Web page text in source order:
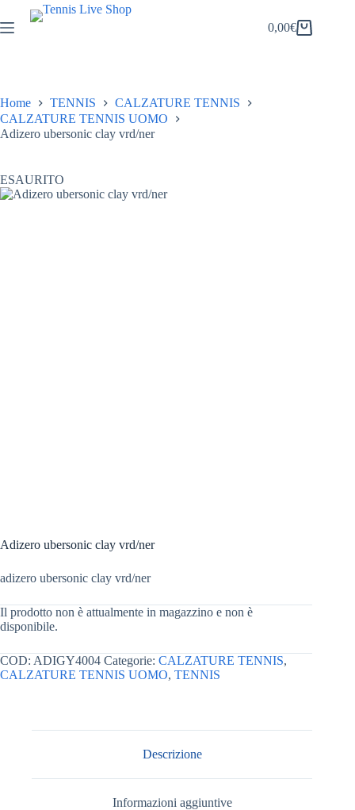
al
contenuto
Carrello
0,00€
Home TENNIS
CALZATURE TENNIS
CALZATURE TENNIS UOMO
Adizero ubersonic clay vrd/ner
ESAURITO
Adizero ubersonic clay vrd/ner
adizero ubersonic clay vrd/ner
Il prodotto non è attualmente in magazzino e non è
disponibile.
COD: ADIGY4004 Categorie: CALZATURE TENNIS,
CALZATURE TENNIS UOMO, TENNIS
Descrizione
Informazioni aggiuntive